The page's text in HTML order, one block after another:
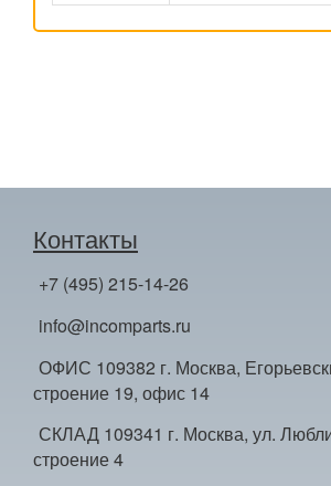
Контакты
+7 (495) 215-14-26
info@incomparts.ru
ОФИС 109382 г. Москва,
строение 19, офис 14
СКЛАД 109341 г. Москва, ул.
строение 4